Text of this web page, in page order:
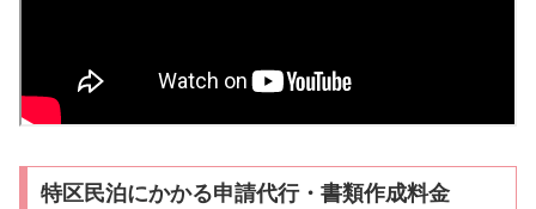
特区民泊にかかる申請代行・書類作成料金